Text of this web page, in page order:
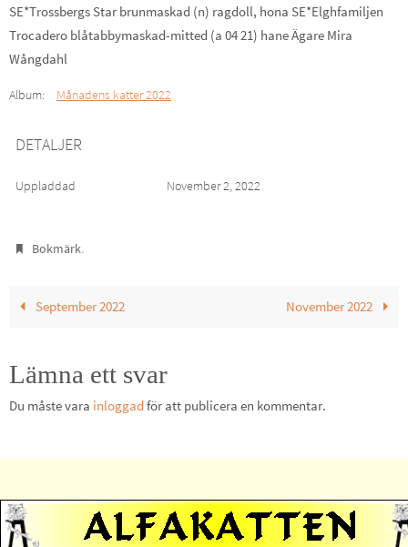
SE*Trossbergs Star brunmaskad (n) ragdoll, hona SE*Elghfamiljen
Trocadero blåtabbymaskad-mitted (a 04 21) hane Ägare Mira
Wångdahl
Album: Månadens katter 2022
DETALJER
Uppladdad November 2, 2022
Bokmärk.
September 2022 November 2022
Lämna ett svar
Du måste vara inloggad för att publicera en kommentar.